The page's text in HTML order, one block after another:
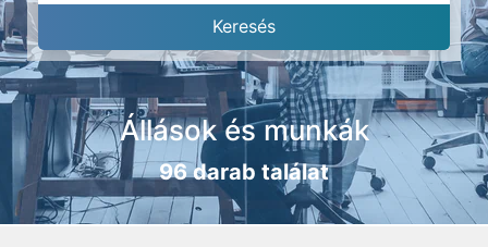
Állások és munkák
96 darab találat